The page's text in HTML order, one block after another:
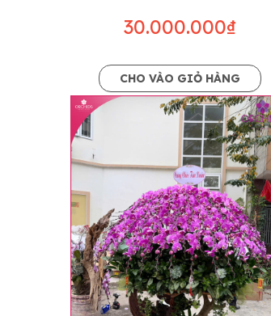
Lưu ý trước khi đặt
• Về cây hoa: Một chậu
khác nhau đôi chút giữa
nhiều, nở ít khi shop có
• Về kiểu dáng & phụ
nếu có thay đổi về màu
loại hoa và phụ kiện thay
30.000.000₫
CHO VÀO GIỎ HÀNG